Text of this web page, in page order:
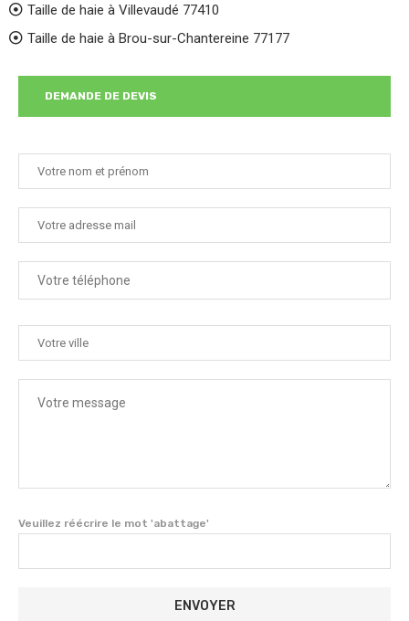
Taille de haie à Villevaudé 77410
Taille de haie à Brou-sur-Chantereine 77177
DEMANDE DE DEVIS
Veuillez réécrire le mot 'abattage'